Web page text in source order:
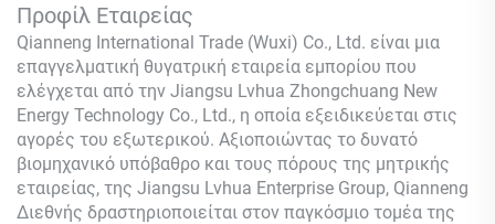
Προφίλ Εταιρείας
Qianneng International Trade (Wuxi) Co., Ltd. είναι μια
επαγγελματική θυγατρική εταιρεία εμπορίου που
ελέγχεται από την Jiangsu Lvhua Zhongchuang New
Energy Technology Co., Ltd., η οποία εξειδικεύεται στις
αγορές του εξωτερικού. Αξιοποιώντας το δυνατό
βιομηχανικό υπόβαθρο και τους πόρους της μητρικής
εταιρείας, της Jiangsu Lvhua Enterprise Group, Qianneng
Διεθνής δραστηριοποιείται στον παγκόσμιο τομέα της